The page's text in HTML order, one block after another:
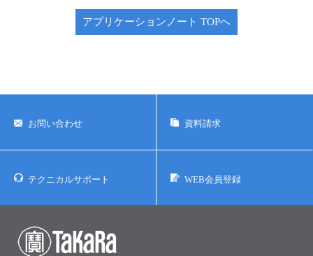
アプリケーションノート TOPへ
お問い合わせ 資料請求
テクニカルサポート WEB会員登録